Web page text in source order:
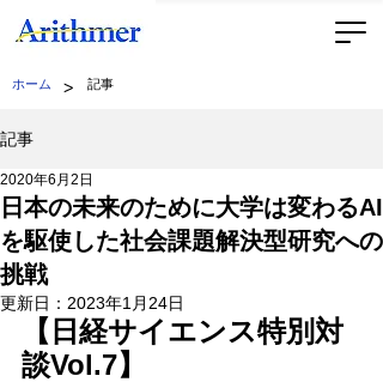
ホーム > 記事
記事
日本の未来のために大学は変わるAI
を駆使した社会課題解決型研究への
挑戦
2020年6月2日
更新日： 2023年1月24日
【日経サイエンス特別対
談Vol.7】